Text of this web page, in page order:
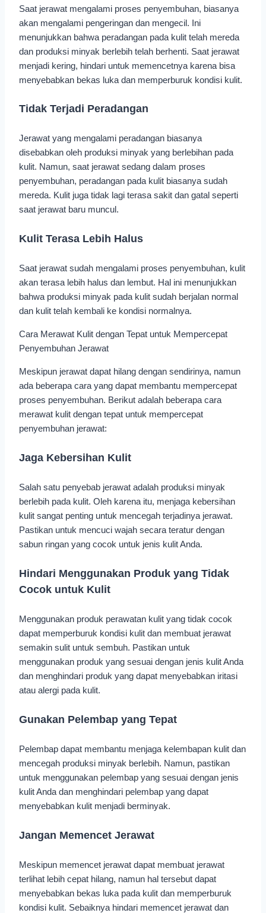
Saat jerawat mengalami proses penyembuhan, biasanya
akan mengalami pengeringan dan mengecil. Ini
menunjukkan bahwa peradangan pada kulit telah mereda
dan produksi minyak berlebih telah berhenti. Saat jerawat
menjadi kering, hindari untuk memencetnya karena bisa
menyebabkan bekas luka dan memperburuk kondisi kulit.
Tidak Terjadi Peradangan
Jerawat yang mengalami peradangan biasanya
disebabkan oleh produksi minyak yang berlebihan pada
kulit. Namun, saat jerawat sedang dalam proses
penyembuhan, peradangan pada kulit biasanya sudah
mereda. Kulit juga tidak lagi terasa sakit dan gatal seperti
saat jerawat baru muncul.
Kulit Terasa Lebih Halus
Saat jerawat sudah mengalami proses penyembuhan, kulit
akan terasa lebih halus dan lembut. Hal ini menunjukkan
bahwa produksi minyak pada kulit sudah berjalan normal
dan kulit telah kembali ke kondisi normalnya.
Cara Merawat Kulit dengan Tepat untuk Mempercepat
Penyembuhan Jerawat
Meskipun jerawat dapat hilang dengan sendirinya, namun
ada beberapa cara yang dapat membantu mempercepat
proses penyembuhan. Berikut adalah beberapa cara
merawat kulit dengan tepat untuk mempercepat
penyembuhan jerawat:
Jaga Kebersihan Kulit
Salah satu penyebab jerawat adalah produksi minyak
berlebih pada kulit. Oleh karena itu, menjaga kebersihan
kulit sangat penting untuk mencegah terjadinya jerawat.
Pastikan untuk mencuci wajah secara teratur dengan
sabun ringan yang cocok untuk jenis kulit Anda.
Hindari Menggunakan Produk yang Tidak
Cocok untuk Kulit
Menggunakan produk perawatan kulit yang tidak cocok
dapat memperburuk kondisi kulit dan membuat jerawat
semakin sulit untuk sembuh. Pastikan untuk
menggunakan produk yang sesuai dengan jenis kulit Anda
dan menghindari produk yang dapat menyebabkan iritasi
atau alergi pada kulit.
Gunakan Pelembap yang Tepat
Pelembap dapat membantu menjaga kelembapan kulit dan
mencegah produksi minyak berlebih. Namun, pastikan
untuk menggunakan pelembap yang sesuai dengan jenis
kulit Anda dan menghindari pelembap yang dapat
menyebabkan kulit menjadi berminyak.
Jangan Memencet Jerawat
Meskipun memencet jerawat dapat membuat jerawat
terlihat lebih cepat hilang, namun hal tersebut dapat
menyebabkan bekas luka pada kulit dan memperburuk
kondisi kulit. Sebaiknya hindari memencet jerawat dan